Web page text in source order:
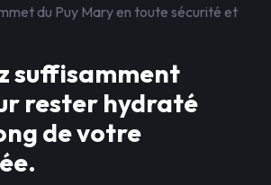
du Puy Mary en toute sécurité et
suffisamment
rester hydraté
de votre